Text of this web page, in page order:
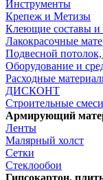
Инструменты
Крепеж и Метизы
Клеющие составы и
Лакокрасочные
Подвесной
Оборудование и
Расходные
ДИСКОНТ
Строительные
Армирующий
Ленты
Малярный холст
Сетки
Стеклообои
Гипсокартон,